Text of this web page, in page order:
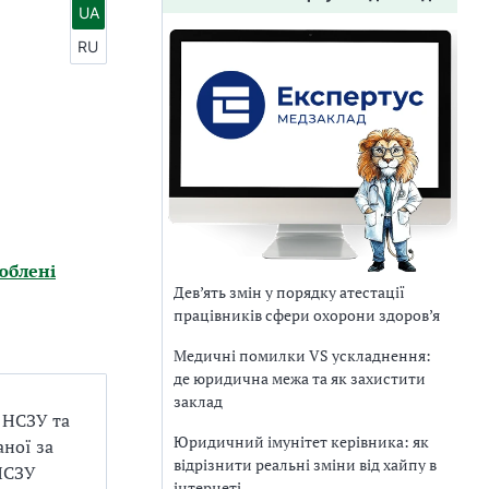
UA
RU
НСЗУ та
за
Дев’ять змін у порядку атестації
працівників сфери охорони здоров’я
Медичні помилки VS ускладнення:
де юридична межа та як захистити
заклад
Юридичний імунітет керівника: як
відрізнити реальні зміни від хайпу в